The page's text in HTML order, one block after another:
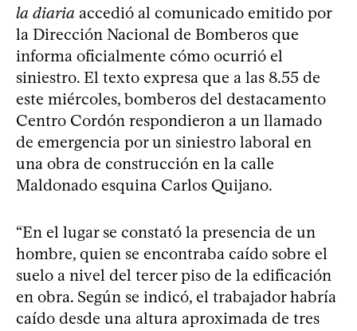
la diaria accedió al comunicado emitido por
la Dirección Nacional de Bomberos que
informa oficialmente cómo ocurrió el
siniestro. El texto expresa que a las 8.55 de
este miércoles, bomberos del destacamento
Centro Cordón respondieron a un llamado
de emergencia por un siniestro laboral en
una obra de construcción en la calle
Maldonado esquina Carlos Quijano.
“En el lugar se constató la presencia de un
hombre, quien se encontraba caído sobre el
suelo a nivel del tercer piso de la edificación
en obra. Según se indicó, el trabajador habría
caído desde una altura aproximada de tres